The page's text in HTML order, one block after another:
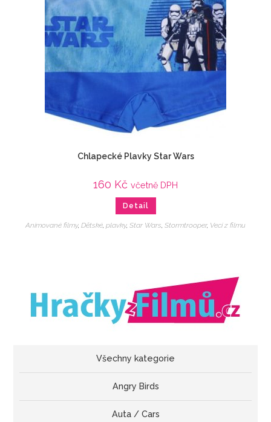
Chlapecké Plavky Star Wars
160 Kč včetně DPH
Detail
Animované filmy, Dětské, plavky, Star Wars, Stormtrooper, Veci z filmu
Všechny kategorie
Angry Birds
Auta / Cars